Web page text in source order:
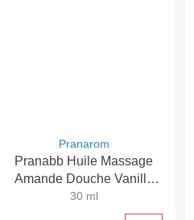
Pranarom
Pranabb Huile Massage
Amande Douche Vanille
30ml
30 ml